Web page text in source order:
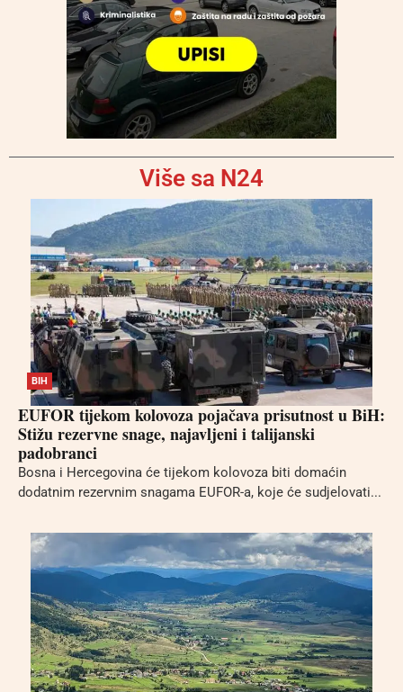
Više sa N24
BIH
EUFOR tijekom kolovoza pojačava prisutnost u BiH:
Stižu rezervne snage, najavljeni i talijanski
padobranci
Bosna i Hercegovina će tijekom kolovoza biti domaćin
dodatnim rezervnim snagama EUFOR-a, koje će sudjelovati...